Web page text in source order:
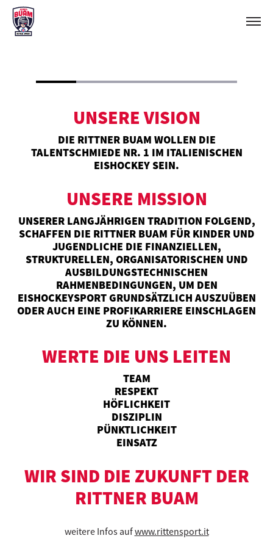
UNSERE VISION
DIE RITTNER BUAM WOLLEN DIE
TALENTSCHMIEDE NR. 1 IM ITALIENISCHEN
EISHOCKEY SEIN.
UNSERE MISSION
UNSERER LANGJÄHRIGEN TRADITION FOLGEND,
SCHAFFEN DIE RITTNER BUAM FÜR KINDER UND
JUGENDLICHE DIE FINANZIELLEN,
STRUKTURELLEN, ORGANISATORISCHEN UND
AUSBILDUNGSTECHNISCHEN
RAHMENBEDINGUNGEN, UM DEN
EISHOCKEYSPORT GRUNDSÄTZLICH AUSZUÜBEN
ODER AUCH EINE PROFIKARRIERE EINSCHLAGEN
ZU KÖNNEN.
WERTE DIE UNS LEITEN
TEAM
RESPEKT
HÖFLICHKEIT
DISZIPLIN
PÜNKTLICHKEIT
EINSATZ
WIR SIND DIE ZUKUNFT DER
RITTNER BUAM
weitere Infos aufwww.rittensport.it